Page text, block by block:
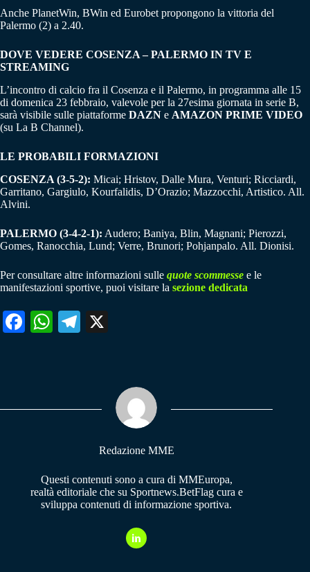
Anche PlanetWin, BWin ed Eurobet propongono la vittoria del
Palermo (2) a 2.40.
DOVE VEDERE COSENZA – PALERMO IN TV E
STREAMING
L’incontro di calcio fra il Cosenza e il Palermo, in programma alle 15
di domenica 23 febbraio, valevole per la 27esima giornata in serie B,
sarà visibile sulle piattaforme DAZN e AMAZON PRIME VIDEO
(su La B Channel).
LE PROBABILI FORMAZIONI
COSENZA (3-5-2): Micai; Hristov, Dalle Mura, Venturi; Ricciardi,
Garritano, Gargiulo, Kourfalidis, D’Orazio; Mazzocchi, Artistico. All.
Alvini.
PALERMO (3-4-2-1): Audero; Baniya, Blin, Magnani; Pierozzi,
Gomes, Ranocchia, Lund; Verre, Brunori; Pohjanpalo. All. Dionisi.
Per consultare altre informazioni sulle quote scommesse e le
manifestazioni sportive, puoi visitare la sezione dedicata
Fa W
pp
Te
m
Redazione MME
Questi contenuti sono a cura di MMEuropa,
realtà editoriale che su Sportnews.BetFlag cura e
sviluppa contenuti di informazione sportiva.